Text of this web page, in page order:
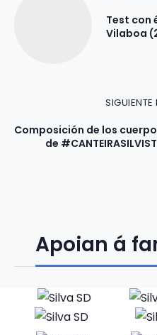
Test con
Vilaboa
Composición de los
de
Apoian á